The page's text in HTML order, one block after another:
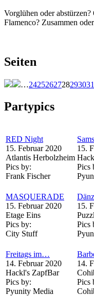
Vorglühen oder
Flamenco? Zusammen
Seiten
…2425262728293031
Partypics
RED Night
15. Februar 2020
Atlantis Herbolzheim
Pics by:
Frank Fischer
15.
Pics
MASQUERADE
15. Februar 2020
Etage Eins
Pics by:
City Stuff
15.
Pics
Freitags im…
14. Februar 2020
Hackl's ZapfBar
Pics by:
Pyunity Media
14.
Pics